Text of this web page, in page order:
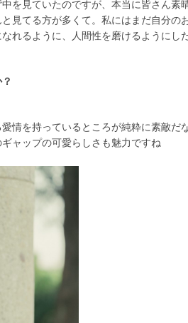
を見ていたのですが、本当に皆さん素
見てる方が多くて。私にはまだ自分の
れるように、人間性を磨けるようにし
情を持っているところが純粋に素敵だ
ャップの可愛らしさも魅力ですね